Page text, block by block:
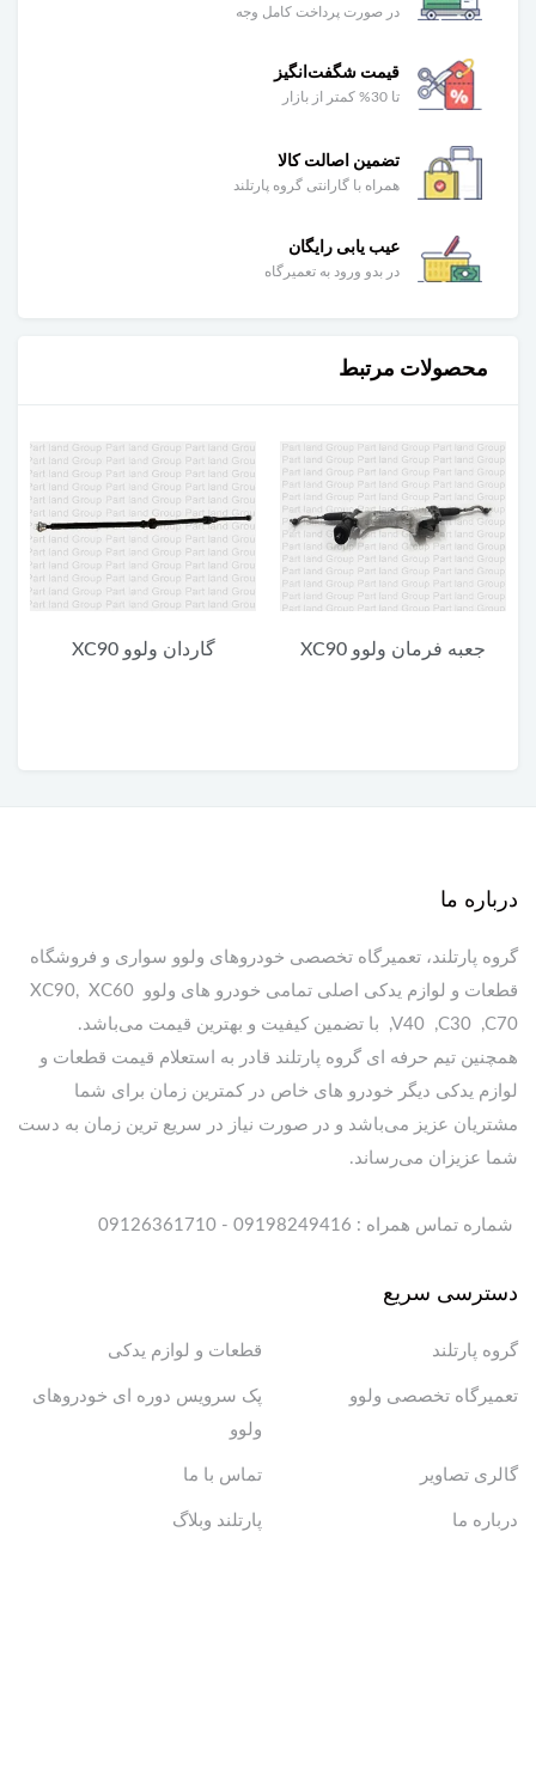
در صورت پرداخت کامل وجه
قیمت شگفت‌انگیز
تا 30% کمتر از بازار
تضمین اصالت کالا
همراه با گارانتی گروه پارتلند
عیب یابی رایگان
در بدو ورود به تعمیرگاه
محصولات مرتبط
گاردان ولوو XC90
یونیت پایین چراغ جلو ولوو
درباره ما
گروه پارتلند، تعمیرگاه تخصصی خودروهای ولوو سواری و فروشگاه
قطعات و لوازم یدکی اصلی تمامی خودرو های ولوو XC90, XC60
,V40 ,C30 ,C70 با تضمین کیفیت و بهترین قیمت می‌باشد.
همچنین تیم حرفه ای گروه پارتلند قادر به استعلام قیمت قطعات و
لوازم یدکی دیگر خودرو های خاص در کمترین زمان برای شما
مشتریان عزیز می‌باشد و در صورت نیاز در سریع ترین زمان به دست
شما عزیزان می‌رساند.
شماره تماس همراه : 09198249416 - 09126361710
دسترسی سریع
گروه پارتلند قطعات و لوازم یدکی
تعمیرگاه تخصصی ولوو
پک سرویس دوره ای خودروهای
ولوو
گالری تصاویر تماس با ما
درباره ما پارتلند وبلاگ